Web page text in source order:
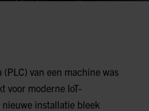
van een machine was
voor moderne IoT-
installatie bleek